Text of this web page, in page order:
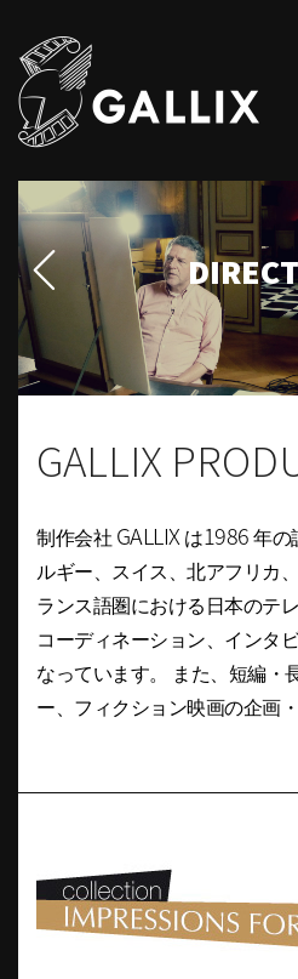
GALLIX
制作会社 GALLIXは1986年の
ルギー、スイス、北アフリカ
ランス語圏における日本のテ
コーディネーション、インタ
なっています。 また、短編・
ー、フィクション映画の企画